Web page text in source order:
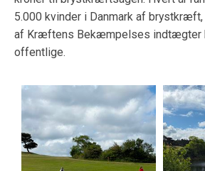
5.000 kvinder i Danmark af
af Kræftens Bekæmpelses indtægter
offentlige.